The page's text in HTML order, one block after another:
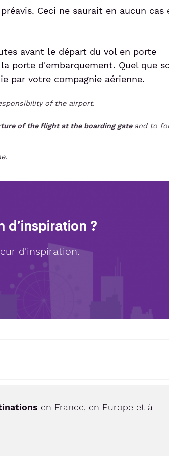
Ceci ne saurait en aucun cas
avant le départ du vol en porte
porte d'embarquement. Quel que
par votre compagnie aérienne.
of the airport.
of the flight at the boarding gate and to
d’inspiration ?
d'inspiration.
en France, en Europe et à